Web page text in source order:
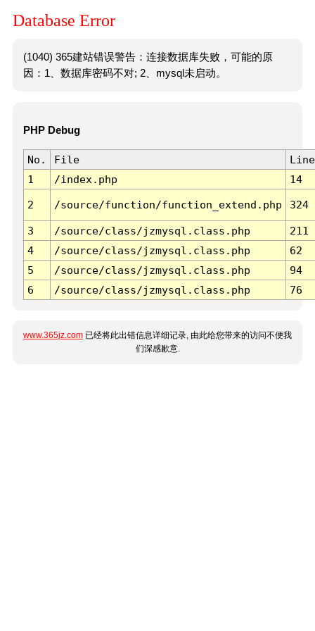
Database Error
(1040) 365建站错误警告：连接数据库失败，可能的原
因：1、数据库密码不对; 2、mysql未启动。
PHP Debug
No. File
Line
1
/index.php 14
2 /source/function/function_extend.php 324
3 /source/class/jzmysql.class.php
211
4
/source/class/jzmysql.class.php
62
5
/source/class/jzmysql.class.php
94
6
/source/class/jzmysql.class.php 76
www.365jz.com 已经将此出错信息详细记录, 由此给您带来的访问不便我
们深感歉意.